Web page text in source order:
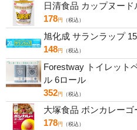
日清食品 カップヌード
178円 （税込）
旭化成 サランラップ
148円 （税込）
Forestway トイレット
ル 6ロール
352円 （税込）
大塚食品 ボンカレーゴ
178円 （税込）